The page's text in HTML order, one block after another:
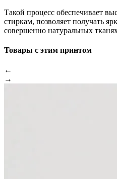
Такой процесс обеспечивает
стиркам, позволяет получать
совершенно натуральных
Товары с этим принтом
←
→